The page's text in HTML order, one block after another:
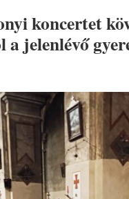
koncertet
jelenlévő